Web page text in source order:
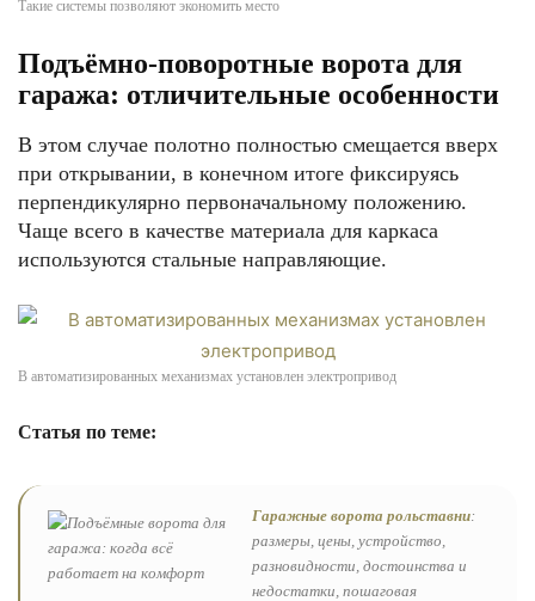
Такие системы позволяют экономить место
Подъёмно-поворотные ворота для
гаража: отличительные особенности
В этом случае полотно полностью смещается вверх
при открывании, в конечном итоге фиксируясь
перпендикулярно первоначальному положению.
Чаще всего в качестве материала для каркаса
используются стальные направляющие.
В автоматизированных механизмах установлен электропривод
Статья по теме:
Гаражные ворота рольставни:
размеры, цены, устройство,
разновидности, достоинства и
недостатки, пошаговая